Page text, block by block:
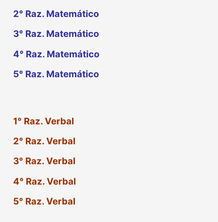
2° Raz. Matemático
3° Raz. Matemático
4° Raz. Matemático
5° Raz. Matemático
1° Raz. Verbal
2° Raz. Verbal
3° Raz. Verbal
4° Raz. Verbal
5° Raz. Verbal